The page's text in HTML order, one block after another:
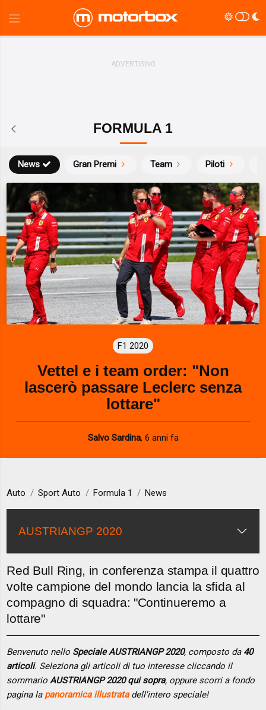
FORMULA 1
News Gran Premi Team Piloti
F1 2020
Vettel e i team order: "Non
lascerò passare Leclerc senza
lottare"
Salvo Sardina, 6 anni fa
Auto Sport Auto Formula 1 News
AUSTRIANGP 2020
Red Bull Ring, in conferenza stampa il quattro
volte campione del mondo lancia la sfida al
compagno di squadra: "Continueremo a
lottare"
Benvenuto nello Speciale AUSTRIANGP 2020, composto da 40
articoli. Seleziona gli articoli di tuo interesse cliccando il
sommarioAUSTRIANGP 2020 qui sopra, oppure scorri a fondo
pagina la panoramica illustratadell'intero speciale!